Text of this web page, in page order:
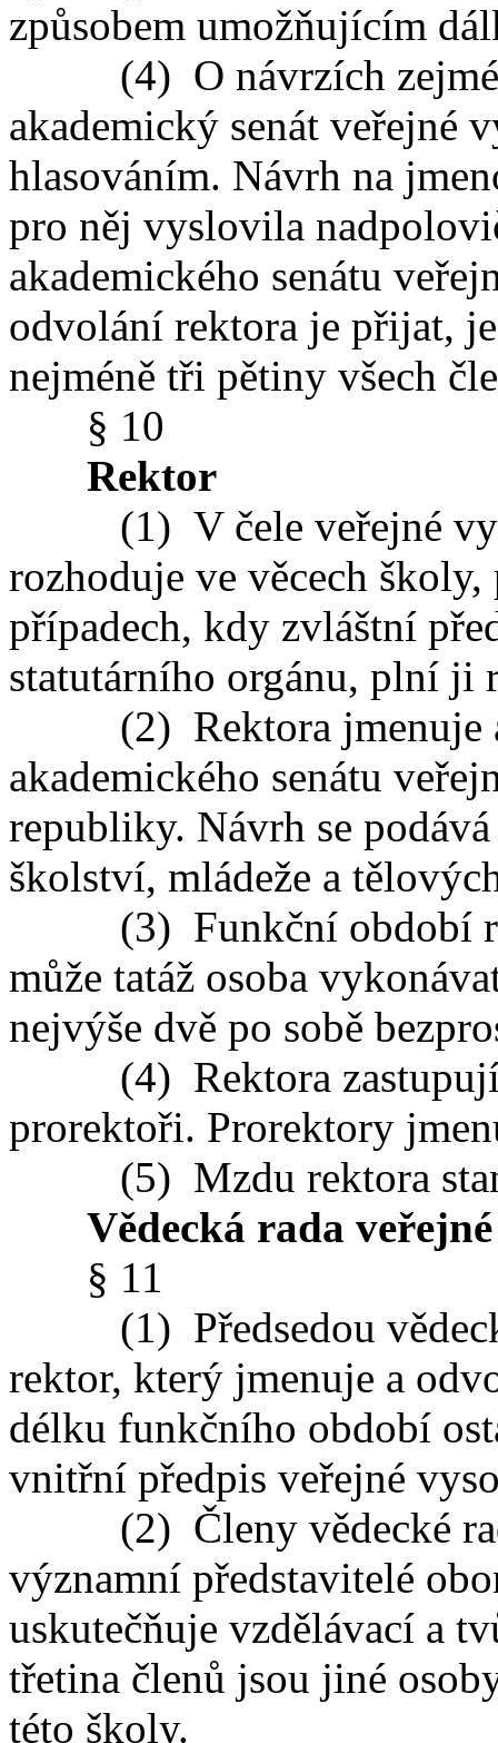
způsobem umožňujícím
(4) O návrzích
akademický senát veřejné
hlasováním. Návrh na
pro něj vyslovila
akademického senátu
odvolání rektora je přijat,
nejméně tři pětiny všech
§ 10
Rektor
(1) V čele veřejné
rozhoduje ve věcech
případech, kdy zvláštní
statutárního orgánu, plní ji
(2) Rektora jmenuje a
akademického senátu
republiky. Návrh se
školství, mládeže a
(3) Funkční období
může tatáž osoba
nejvýše dvě po sobě
(4) Rektora zastupují
prorektoři. Prorektory
(5) Mzdu rektora
Vědecká rada
§ 11
(1) Předsedou
rektor, který jmenuje a
délku funkčního období
vnitřní předpis veřejné
(2) Členy vědecké
významní představitelé
uskutečňuje vzdělávací a
třetina členů jsou jiné
této školy.